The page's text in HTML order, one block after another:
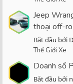
Jeep
thoại off-
Bắt đầu bởi
Thế Giới Xe
Doanh số
Bắt đầu bởi